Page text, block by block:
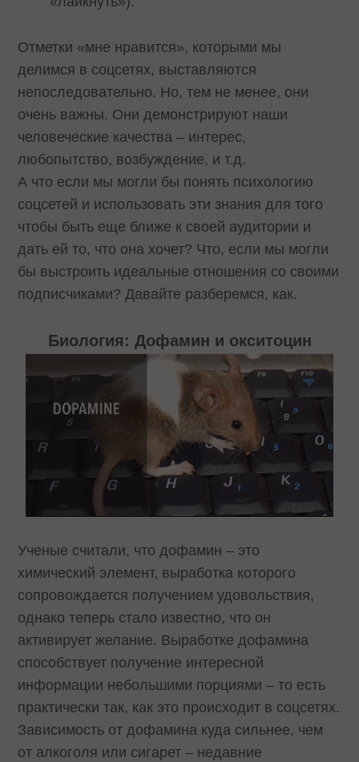
Отметки «мне нравится», которыми мы
делимся в соцсетях, выставляются
непоследовательно. Но, тем не менее, они
очень важны. Они демонстрируют наши
человеческие качества – интерес,
любопытство, возбуждение, и т.д.
А что если мы могли бы понять психологию
соцсетей и использовать эти знания для того
чтобы быть еще ближе к своей аудитории и
дать ей то, что она хочет? Что, если мы могли
бы выстроить идеальные отношения со своими
подписчиками? Давайте разберемся, как.
Биология: Дофамин и окситоцин
Ученые считали, что дофамин – это
химический элемент, выработка которого
сопровождается получением удовольствия,
однако теперь стало известно, что он
активирует желание. Выработке дофамина
способствует получение интересной
информации небольшими порциями – то есть
практически так, как это происходит в соцсетях.
Зависимость от дофамина куда сильнее, чем
от алкоголя или сигарет – недавние